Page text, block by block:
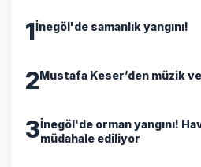
1İnegöl'de samanlık yangını!
2Mustafa Keser’den müzik
3İnegöl'de orman yangını!
müdahale ediliyor